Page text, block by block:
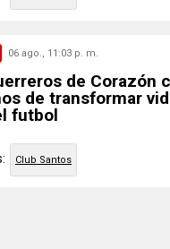
06 ago., 11:03 p. m.
de Corazón
de transformar
futbol
Club Santos